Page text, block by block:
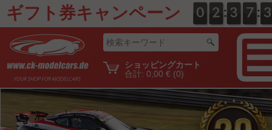
ギフト券キャンペーン 0
0
0 0
2
2 : 0
3
3 0
7
7 : 0
3
3
ショッピングカート
合計: 0,00 € (0)